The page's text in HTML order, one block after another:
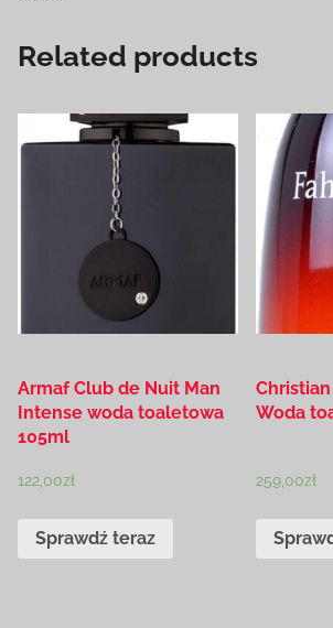
Related products
Armaf Club de Nuit Man
Intense woda toaletowa
105ml
122,00zł
Sprawdź teraz
Woda
259,00zł